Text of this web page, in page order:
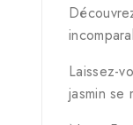
Laissez-
jasmin se